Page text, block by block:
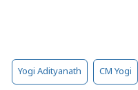
Yogi Adityanath CM Yogi